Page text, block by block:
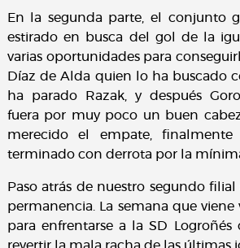
En la segunda parte, el conjunto
estirado en busca del gol de la
varias oportunidades para
Díaz de Alda quien lo ha buscado
ha parado Razak, y después
fuera por muy poco un buen
merecido el empate,
terminado con derrota por la
Paso atrás de nuestro segundo
permanencia. La semana que viene
para enfrentarse a la SD